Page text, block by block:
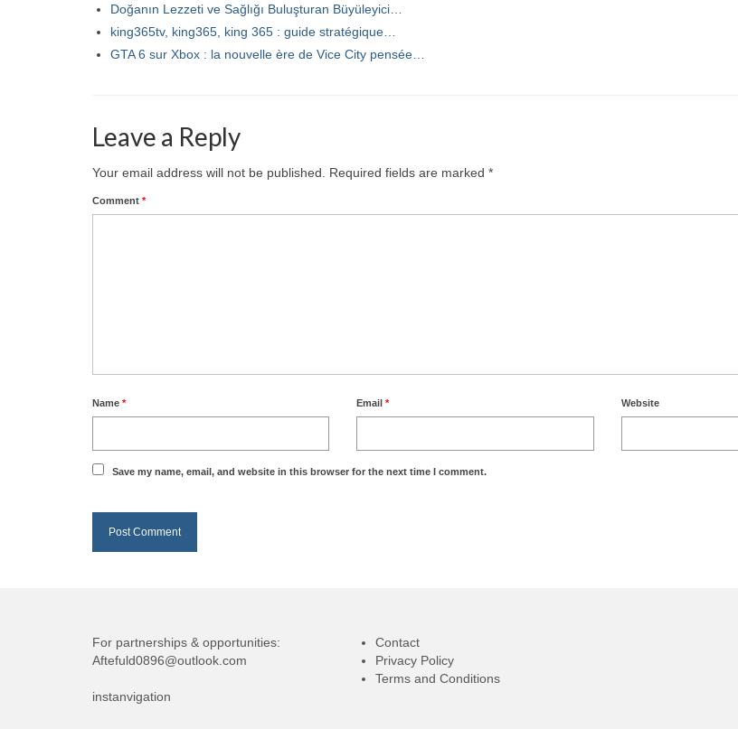
Doğanın Lezzeti ve Sağlığı Buluşturan Büyüleyici…
king365tv, king365, king 365 : guide stratégique…
GTA 6 sur Xbox : la nouvelle ère de Vice City pensée…
Leave a Reply
Your email address will not be published. Required fields are marked *
Comment *
Name * Email* Website
Save my name, email, and website in this browser for the next time I comment.
For partnerships & opportunities:
Aftefuld0896@outlook.com
instanvigation
Contact
Privacy Policy
Terms and Conditions